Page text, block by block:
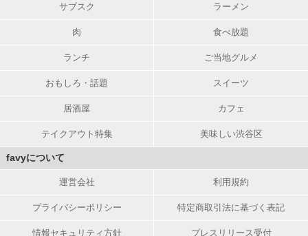
サブスク ラーメン
肉 食べ放題
ランチ ご当地グルメ
おもしろ・話題 スイーツ
居酒屋 カフェ
テイクアウト特集 美味しい渋谷区
favyについて
運営会社 利用規約
プライバシーポリシー 特定商取引法に基づく表記
情報セキュリティ方針 プレスリリース受付